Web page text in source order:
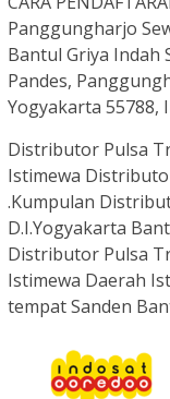
Panggungharjo
Bantul Griya Indah
Pandes,
Yogyakarta 55788,
Distributor Pulsa
Istimewa
.Kumpulan
D.I.Yogyakarta
Distributor Pulsa
Istimewa Daerah
tempat Sanden